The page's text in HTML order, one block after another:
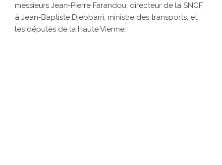
messieurs Jean-Pierre Farandou, directeur de la SNCF,
à Jean-Baptiste Djebbarri, ministre des transports, et
les députés de la Haute Vienne.